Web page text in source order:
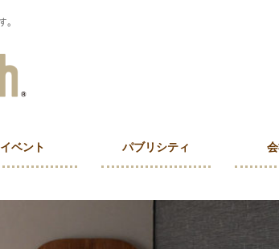
。
イベント パブリシティ